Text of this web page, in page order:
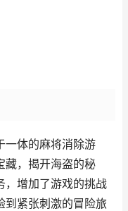
一体的麻将消除游
藏，揭开海盗的秘
，增加了游戏的挑战
到紧张刺激的冒险旅